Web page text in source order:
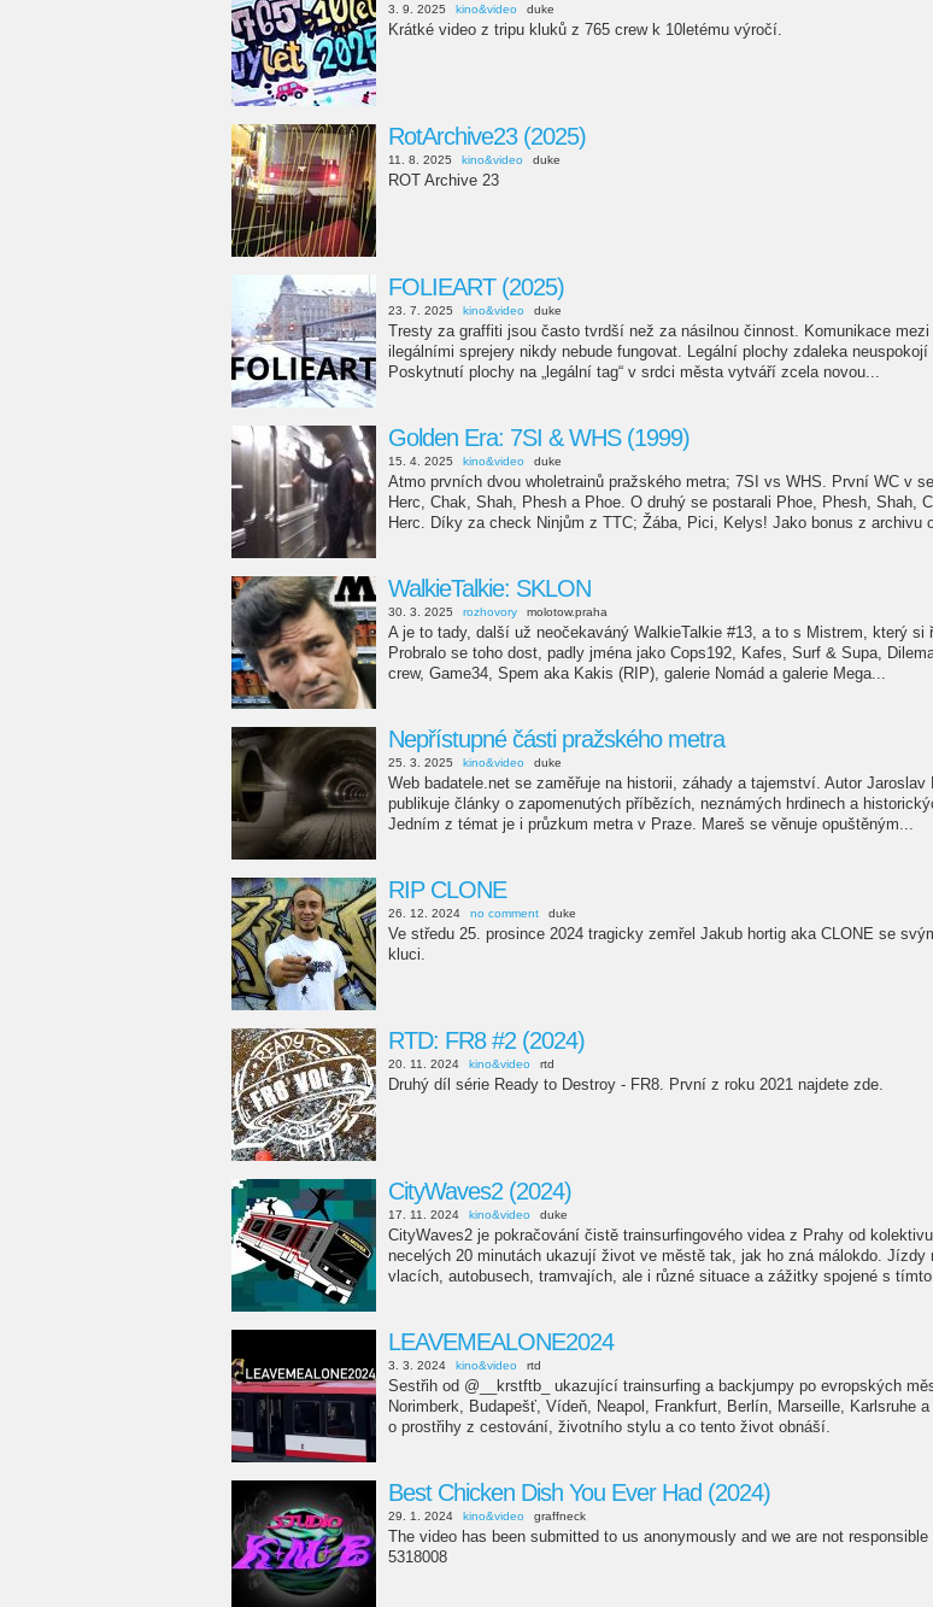
3. 9. 2025 kino&video duke
Krátké video z tripu kluků z 765 crew k 10letému výročí.
RotArchive23 (2025)
11. 8. 2025 kino&video duke
ROT Archive 23
FOLIEART (2025)
23. 7. 2025 kino&video duke
Tresty za graffiti jsou často tvrdší než za násilnou činnost. Komunikace
ilegálními sprejery nikdy nebude fungovat. Legální plochy zdaleka neuspokojí
Poskytnutí plochy na „legální tag“ v srdci města vytváří zcela novou...
Golden Era: 7SI & WHS (1999)
15. 4. 2025 kino&video duke
Atmo prvních dvou wholetrainů pražského metra; 7SI vs WHS. První WC v
Herc, Chak, Shah, Phesh a Phoe. O druhý se postarali Phoe, Phesh, Shah,
Herc. Díky za check Ninjům z TTC; Žába, Pici, Kelys! Jako bonus z archivu
WalkieTalkie: SKLON
30. 3. 2025 rozhovory molotow.praha
A je to tady, další už neočekaváný WalkieTalkie #13, a to s Mistrem, který si
Probralo se toho dost, padly jména jako Cops192, Kafes, Surf & Supa,
crew, Game34, Spem aka Kakis (RIP), galerie Nomád a galerie Mega...
Nepřístupné části pražského metra
25. 3. 2025 kino&video duke
Web badatele.net se zaměřuje na historii, záhady a tajemství. Autor Jaroslav
publikuje články o zapomenutých příbězích, neznámých hrdinech a
Jedním z témat je i průzkum metra v Praze. Mareš se věnuje opuštěným...
RIP CLONE
26. 12. 2024 no comment duke
Ve středu 25. prosince 2024 tragicky zemřel Jakub hortig aka CLONE se
kluci.
RTD: FR8 #2 (2024)
20. 11. 2024 kino&video rtd
Druhý díl série Ready to Destroy - FR8. První z roku 2021 najdete zde.
CityWaves2 (2024)
17. 11. 2024 kino&video duke
CityWaves2 je pokračování čistě trainsurfingového videa z Prahy od
necelých 20 minutách ukazují život ve městě tak, jak ho zná málokdo. Jízdy
vlacích, autobusech, tramvajích, ale i různé situace a zážitky spojené s
LEAVEMEALONE2024
3. 3. 2024 kino&video rtd
Sestřih od @__krstftb_ ukazující trainsurfing a backjumpy po evropských
Norimberk, Budapešť, Vídeň, Neapol, Frankfurt, Berlín, Marseille, Karlsruhe
o prostřihy z cestování, životního stylu a co tento život obnáší.
Best Chicken Dish You Ever Had (2024)
29. 1. 2024 kino&video graffneck
The video has been submitted to us anonymously and we are not
5318008